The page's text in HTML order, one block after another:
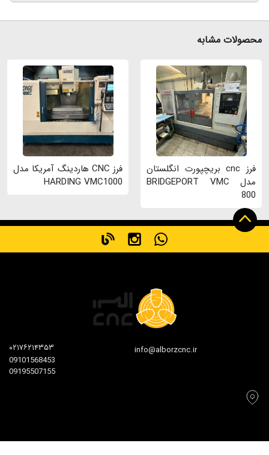
محصولات مشابه
فرز cnc بریچپورت انگلستان
مدل BRIDGEPORT VMC
800
فرز CNC هاردینگ آمریکا مدل
HARDING VMC1000
۰۲۱۷۶۲۱۴۳۵۳
09101568453
09195507155
info@alborzcnc.ir